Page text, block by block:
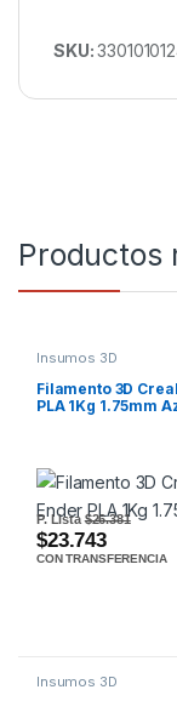
SKU:
Productos
Insumos 3D
Filamento 3D
PLA 1Kg 1.75mm
P. Lista$26.381
$23.743
CON TRANSFERENCIA
Insumos 3D